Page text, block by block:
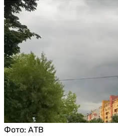
Фото: АТВ